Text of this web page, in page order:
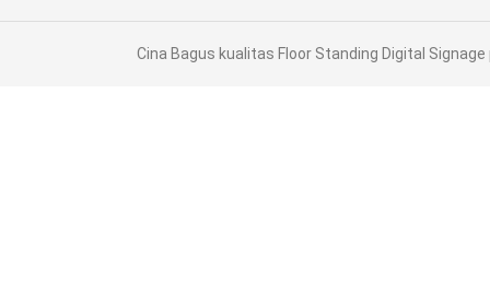
Cina Bagus kualitas Floor Standing Digital